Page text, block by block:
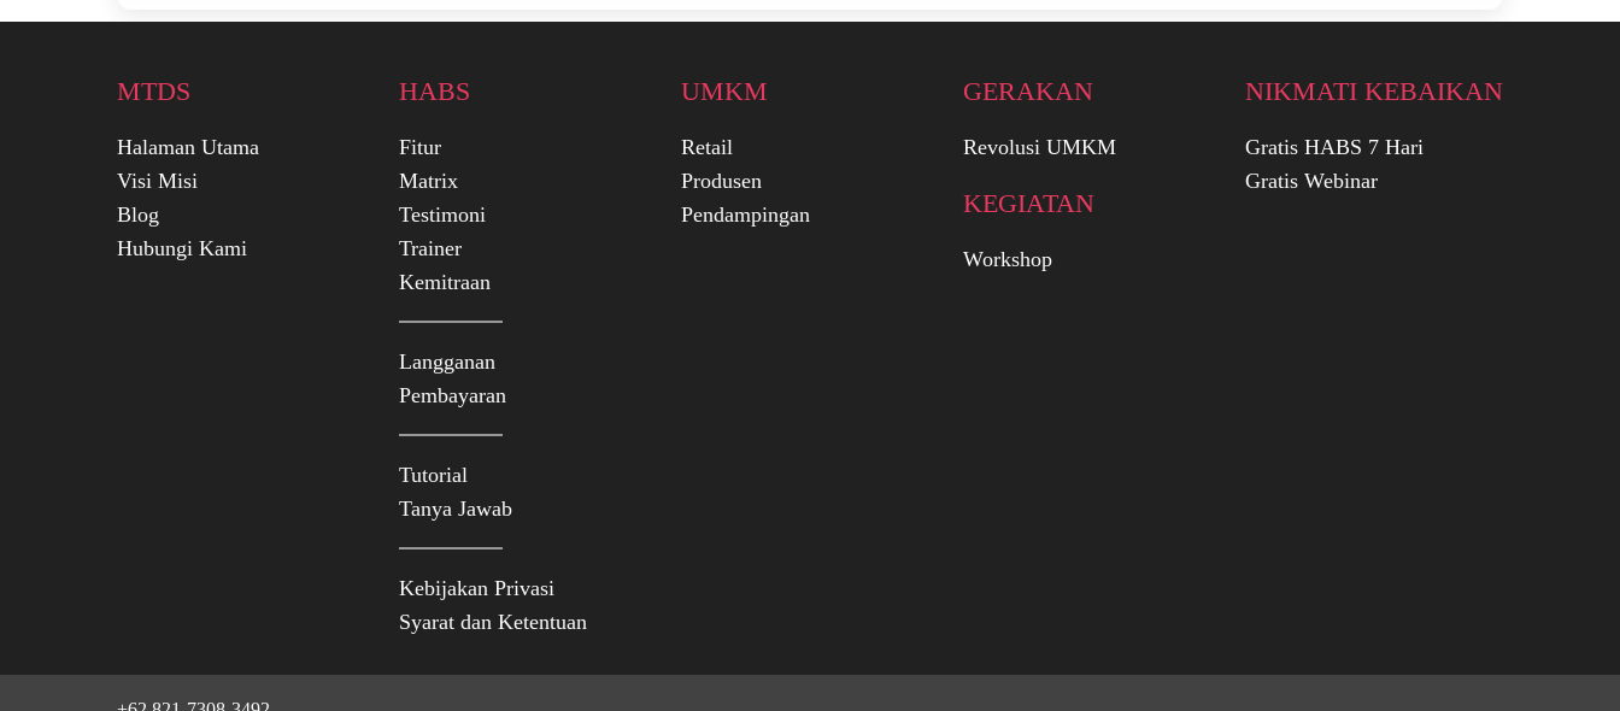
MTDS
Halaman Utama
Visi Misi
Blog
Hubungi Kami
HABS
Fitur
Matrix
Testimoni
Trainer
Kemitraan
Langganan
Pembayaran
Tutorial
Tanya Jawab
Kebijakan Privasi
Syarat dan Ketentuan
UMKM
Retail
Produsen
Pendampingan
GERAKAN
Revolusi UMKM
KEGIATAN
Workshop
NIKMATI KEBAIKAN
Gratis HABS 7 Hari
Gratis Webinar